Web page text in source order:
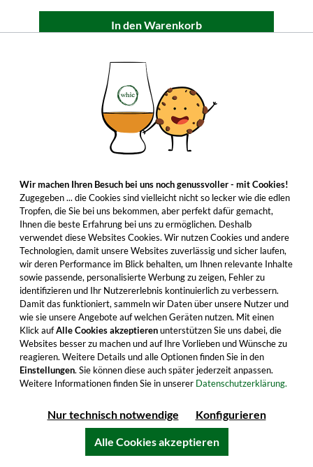
In den Warenkorb
Ramero Rum 2003/2022 - 19 Jahre Single
Bourbon Cask No. 012
Reife Aromen aus 19 Jahren Reifezeit kommen
mit köstlicher Intensität in Ihr Glas. Jetzt kaufen
und in geselliger Runde genießen!
146,99 € 117,59 €
Inhalt: 0.5 Liter (235,18 €/Liter)
30-Tage-Bestpreis**: 145,52 €
Wir machen Ihren Besuch bei uns noch genussvoller - mit Cookies!
Zugegeben ... die Cookies sind vielleicht nicht so lecker wie die edlen
Tropfen, die Sie bei uns bekommen, aber perfekt dafür gemacht,
Ihnen die beste Erfahrung bei uns zu ermöglichen. Deshalb
verwendet diese Websites Cookies. Wir nutzen Cookies und andere
Technologien, damit unsere Websites zuverlässig und sicher laufen,
wir deren Performance im Blick behalten, um Ihnen relevante Inhalte
sowie passende, personalisierte Werbung zu zeigen, Fehler zu
identifizieren und Ihr Nutzererlebnis kontinuierlich zu verbessern.
Damit das funktioniert, sammeln wir Daten über unsere Nutzer und
wie sie unsere Angebote auf welchen Geräten nutzen. Mit einen
Klick aufAlle Cookies akzeptierenunterstützen Sie uns dabei, die
Websites besser zu machen und auf Ihre Vorlieben und Wünsche zu
reagieren. Weitere Details und alle Optionen finden Sie in den
Einstellungen. Sie können diese auch später jederzeit anpassen.
Weitere Informationen finden Sie in unserer Datenschutzerklärung.
Nur technisch notwendige Konfigurieren
Alle Cookies akzeptieren